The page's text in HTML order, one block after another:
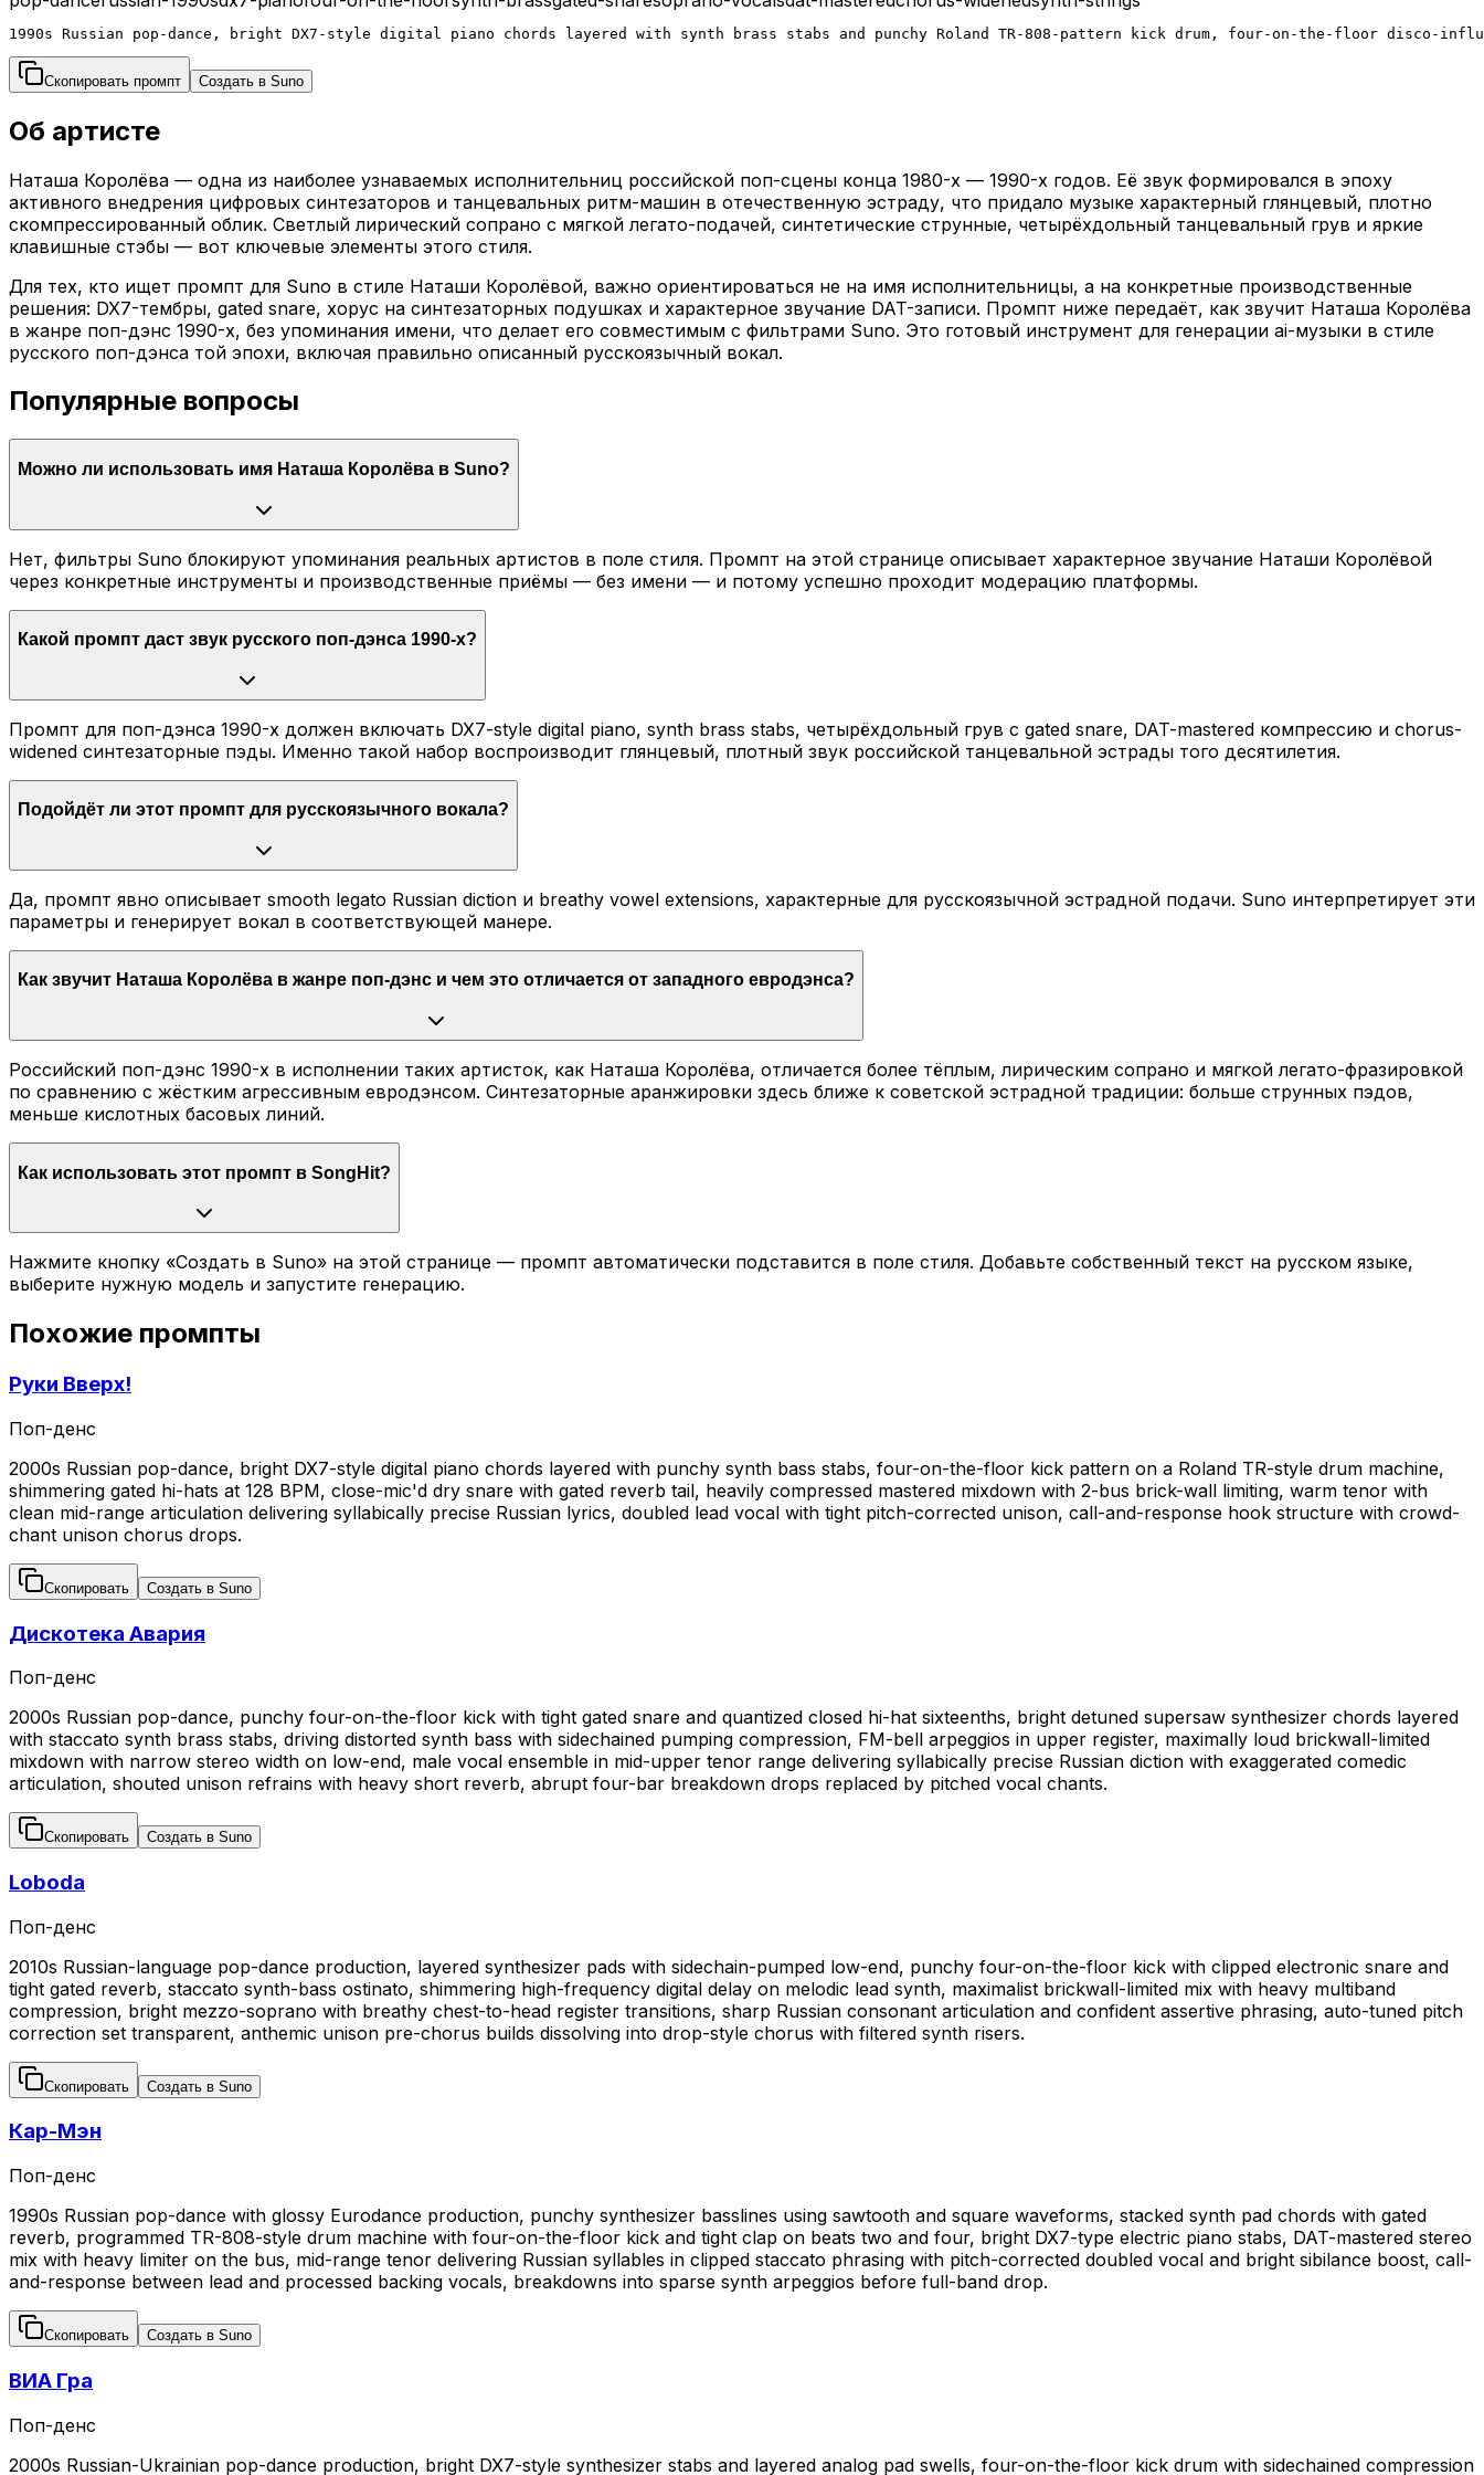
1990s Russian pop-dance, bright DX7-style digital piano chords layered with synth brass stabs and punchy Roland TR-808-pattern kick drum, four-on-the-floor
Скопировать промпт Создать в Suno
Об артисте
Наташа Королёва — одна из наиболее узнаваемых исполнительниц российской поп-сцены конца 1980-х — 1990-х годов. Её звук формировался в эпоху
активного внедрения цифровых синтезаторов и танцевальных ритм-машин в отечественную эстраду, что придало музыке характерный глянцевый, плотно
скомпрессированный облик. Светлый лирический сопрано с мягкой легато-подачей, синтетические струнные, четырёхдольный танцевальный грув и яркие
клавишные стэбы — вот ключевые элементы этого стиля.
Для тех, кто ищет промпт для Suno в стиле Наташи Королёвой, важно ориентироваться не на имя исполнительницы, а на конкретные производственные
решения: DX7-тембры, gated snare, хорус на синтезаторных подушках и характерное звучание DAT-записи. Промпт ниже передаёт, как звучит Наташа Королёва
в жанре поп-дэнс 1990-х, без упоминания имени, что делает его совместимым с фильтрами Suno. Это готовый инструмент для генерации ai-музыки в стиле
русского поп-дэнса той эпохи, включая правильно описанный русскоязычный вокал.
Популярные вопросы
Можно ли использовать имя Наташа Королёва в Suno?
Нет, фильтры Suno блокируют упоминания реальных артистов в поле стиля. Промпт на этой странице описывает характерное звучание Наташи Королёвой
через конкретные инструменты и производственные приёмы — без имени — и потому успешно проходит модерацию платформы.
Какой промпт даст звук русского поп-дэнса 1990-х?
Промпт для поп-дэнса 1990-х должен включать DX7-style digital piano, synth brass stabs, четырёхдольный грув с gated snare, DAT-mastered компрессию и chorus-
widened синтезаторные пэды. Именно такой набор воспроизводит глянцевый, плотный звук российской танцевальной эстрады того десятилетия.
Подойдёт ли этот промпт для русскоязычного вокала?
Да, промпт явно описывает smooth legato Russian diction и breathy vowel extensions, характерные для русскоязычной эстрадной подачи. Suno интерпретирует эти
параметры и генерирует вокал в соответствующей манере.
Как звучит Наташа Королёва в жанре поп-дэнс и чем это отличается от западного евродэнса?
Российский поп-дэнс 1990-х в исполнении таких артисток, как Наташа Королёва, отличается более тёплым, лирическим сопрано и мягкой легато-фразировкой
по сравнению с жёстким агрессивным евродэнсом. Синтезаторные аранжировки здесь ближе к советской эстрадной традиции: больше струнных пэдов,
меньше кислотных басовых линий.
Как использовать этот промпт в SongHit?
Нажмите кнопку «Создать в Suno» на этой странице — промпт автоматически подставится в поле стиля. Добавьте собственный текст на русском языке,
выберите нужную модель и запустите генерацию.
Похожие промпты
Руки Вверх!
Поп-денс
2000s Russian pop-dance, bright DX7-style digital piano chords layered with punchy synth bass stabs, four-on-the-floor kick pattern on a Roland TR-style drum machine,
shimmering gated hi-hats at 128 BPM, close-mic'd dry snare with gated reverb tail, heavily compressed mastered mixdown with 2-bus brick-wall limiting, warm tenor with
clean mid-range articulation delivering syllabically precise Russian lyrics, doubled lead vocal with tight pitch-corrected unison, call-and-response hook structure with crowd-
chant unison chorus drops.
Скопировать Создать в Suno
Дискотека Авария
Поп-денс
2000s Russian pop-dance, punchy four-on-the-floor kick with tight gated snare and quantized closed hi-hat sixteenths, bright detuned supersaw synthesizer chords layered
with staccato synth brass stabs, driving distorted synth bass with sidechained pumping compression, FM-bell arpeggios in upper register, maximally loud brickwall-limited
mixdown with narrow stereo width on low-end, male vocal ensemble in mid-upper tenor range delivering syllabically precise Russian diction with exaggerated comedic
articulation, shouted unison refrains with heavy short reverb, abrupt four-bar breakdown drops replaced by pitched vocal chants.
Скопировать Создать в Suno
Loboda
Поп-денс
2010s Russian-language pop-dance production, layered synthesizer pads with sidechain-pumped low-end, punchy four-on-the-floor kick with clipped electronic snare and
tight gated reverb, staccato synth-bass ostinato, shimmering high-frequency digital delay on melodic lead synth, maximalist brickwall-limited mix with heavy multiband
compression, bright mezzo-soprano with breathy chest-to-head register transitions, sharp Russian consonant articulation and confident assertive phrasing, auto-tuned pitch
correction set transparent, anthemic unison pre-chorus builds dissolving into drop-style chorus with filtered synth risers.
Скопировать Создать в Suno
Кар-Мэн
Поп-денс
1990s Russian pop-dance with glossy Eurodance production, punchy synthesizer basslines using sawtooth and square waveforms, stacked synth pad chords with gated
reverb, programmed TR-808-style drum machine with four-on-the-floor kick and tight clap on beats two and four, bright DX7-type electric piano stabs, DAT-mastered stereo
mix with heavy limiter on the bus, mid-range tenor delivering Russian syllables in clipped staccato phrasing with pitch-corrected doubled vocal and bright sibilance boost, call-
and-response between lead and processed backing vocals, breakdowns into sparse synth arpeggios before full-band drop.
Скопировать Создать в Suno
ВИА Гра
Поп-денс
2000s Russian-Ukrainian pop-dance production, bright DX7-style synthesizer stabs and layered analog pad swells, four-on-the-floor kick drum with sidechained compression